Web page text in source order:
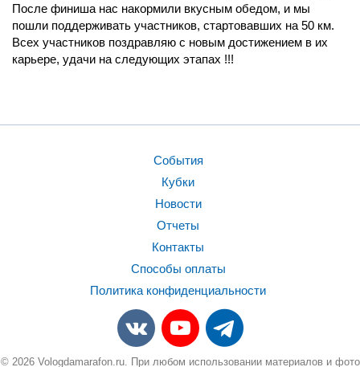
После финиша нас накормили вкусным обедом, и мы
пошли поддерживать участников, стартовавших на 50 км.
Всех участников поздравляю с новым достижением в их
карьере, удачи на следующих этапах !!!
События
Кубки
Новости
Отчеты
Контакты
Способы оплаты
Политика конфиденциальности
© 2026 Vologdamarafon.ru. При любом использовании материалов и фото